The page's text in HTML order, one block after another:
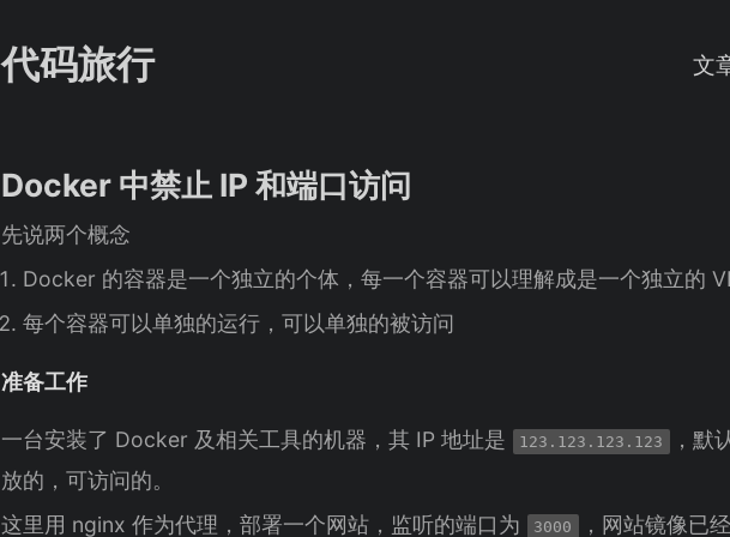
代码旅行 文
Docker 中禁止 IP 和端口访问
先说两个概念
Docker 的容器是一个独立的个体，每一个容器可以理解成是一个独立的
每个容器可以单独的运行，可以单独的被访问
准备工作
一台安装了 Docker 及相关工具的机器，其 IP 地址是 123.123.123.123
，默
放的，可访问的。
这里用 nginx 作为代理，部署一个网站，监听的端口为
3000 ，网站镜像已